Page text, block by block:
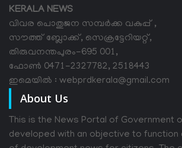
KERALA NEWS
വിവര പൊതുജന സമ്പര്‍ക്ക വകുപ്പ് ,
സൗത്ത് ബ്ലോക്ക്, സെക്രട്ടേറിയറ്റ്,
തിരുവനന്തപുരം-695 001,
ഫോൺ 0471-2327782, 2518443
ഇമെയിൽ : webprdkerala@gmail.com
About Us
This is the News Portal of Government
developed with an objective to function